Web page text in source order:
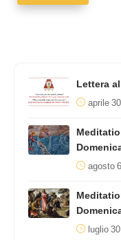
Lettera
aprile
agosto
luglio